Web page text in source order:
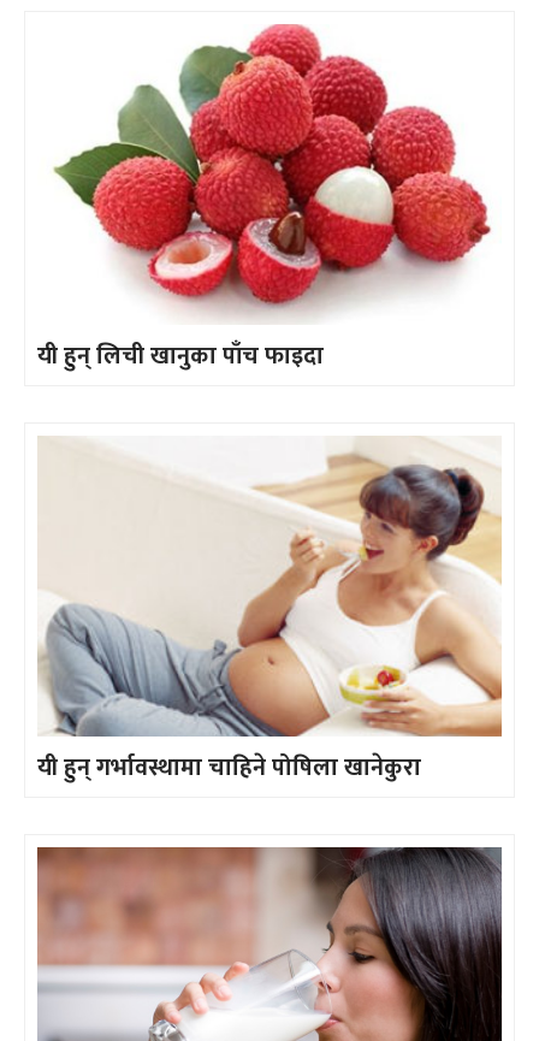
यी हुन् लिची खानुका पाँच फाइदा
यी हुन् गर्भावस्थामा चाहिने पोषिला खानेकुरा